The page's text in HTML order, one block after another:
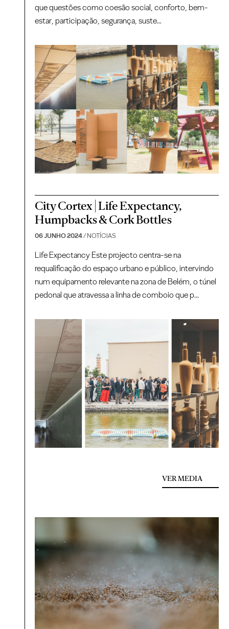
que questões como coesão social, conforto, bem-
estar, participação, segurança, suste...
City Cortex | Life Expectancy,
Humpbacks & Cork Bottles
06 JUNHO 2024/ NOTÍCIAS
Life Expectancy Este projecto centra-se na
requalificação do espaço urbano e público, intervindo
num equipamento relevante na zona de Belém, o túnel
pedonal que atravessa a linha de comboio que p...
VER MEDIA